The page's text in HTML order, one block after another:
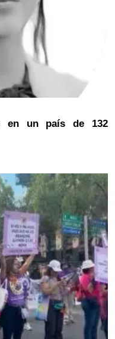
en un país de 132